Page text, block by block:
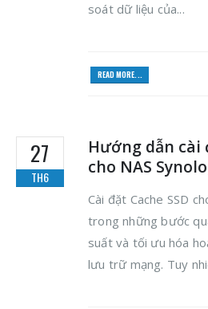
soát dữ liệu của...
READ MORE...
27
TH6
Hướng dẫn cài
cho NAS
Cài đặt Cache SSD
trong những bước
suất và tối ưu hóa
lưu trữ mạng. Tuy